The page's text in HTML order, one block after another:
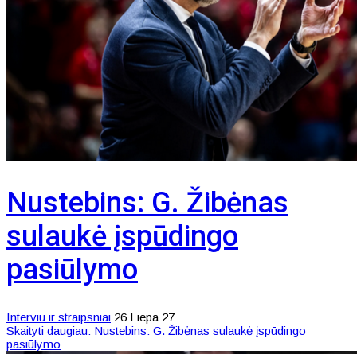
Nustebins: G. Žibėnas
sulaukė įspūdingo
pasiūlymo
Interviu ir straipsniai 26 Liepa 27
Skaityti daugiau: Nustebins: G. Žibėnas sulaukė įspūdingo
pasiūlymo